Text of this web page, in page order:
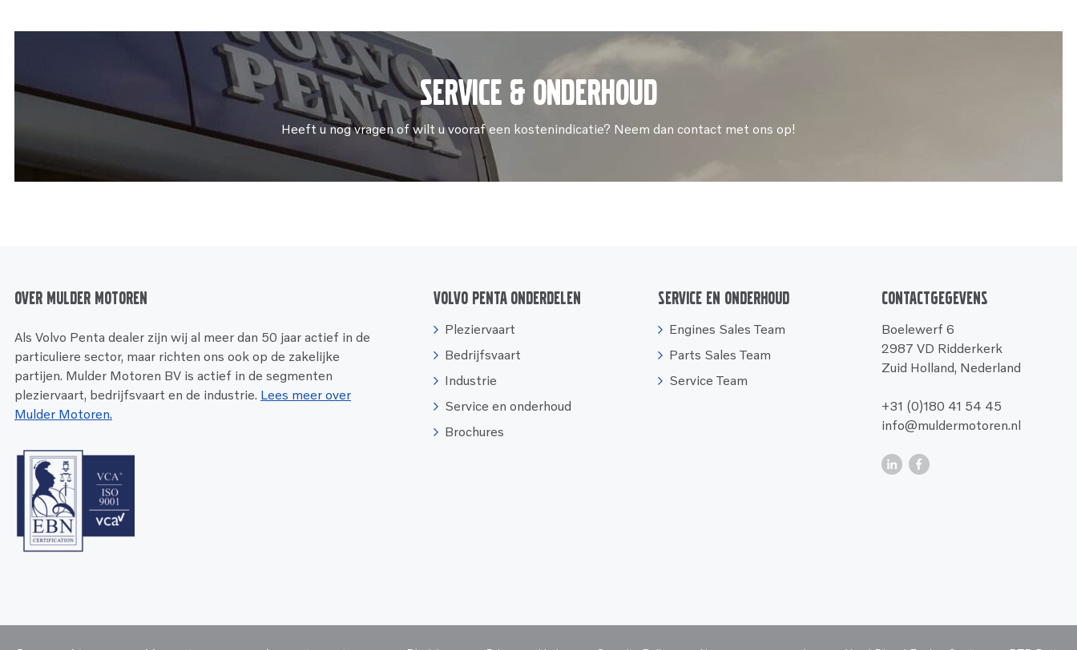
Service & onderhoud
Heeft u nog vragen of wilt u vooraf een kostenindicatie? Neem dan contact met ons op!
Over Mulder Motoren
Als Volvo Penta dealer zijn wij al meer dan 50 jaar actief in de
particuliere sector, maar richten ons ook op de zakelijke
partijen. Mulder Motoren BV is actief in de segmenten
pleziervaart, bedrijfsvaart en de industrie. Lees meer over
Mulder Motoren.
Volvo Penta onderdelen
Pleziervaart
Bedrijfsvaart
Industrie
Service en onderhoud
Brochures
Service en onderhoud
Engines Sales Team
Parts Sales Team
Service Team
Contactgegevens
Boelewerf 6
2987 VD Ridderkerk
Zuid Holland, Nederland
+31 (0)180 41 54 45
info@muldermotoren.nl